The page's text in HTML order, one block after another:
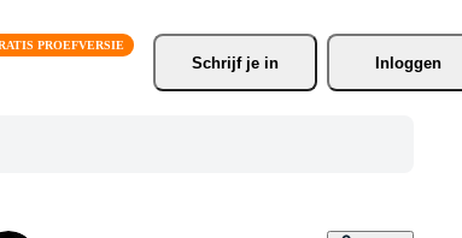
Schrijf je in Inloggen